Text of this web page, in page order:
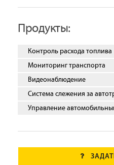
Продукты:
Контроль расхода топлива
Мониторинг транспорта
Видеонаблюдение
Система слежения за
Управление